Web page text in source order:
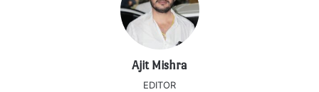
Ajit Mishra
EDITOR